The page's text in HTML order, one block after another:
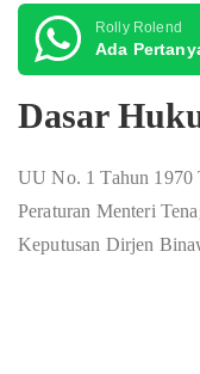
Rolly Rolend
Ada
Dasar
UU No. 1 Tahun 1970
Peraturan Menteri
Keputusan Dirjen